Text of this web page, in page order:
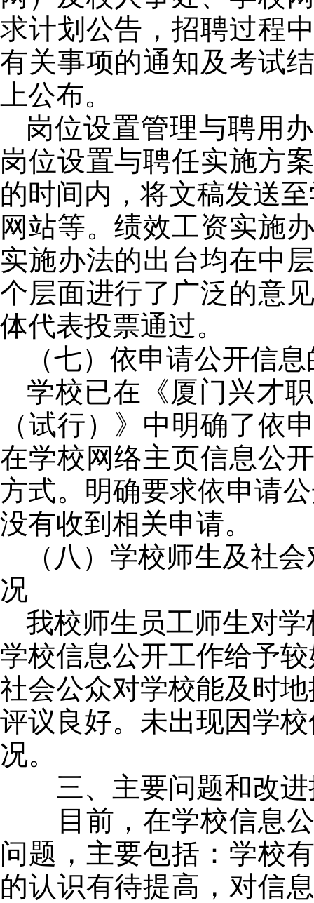
求计划公告，招聘过程
有关事项的通知及考试
上公布。
岗位设置管理与聘用
岗位设置与聘任实施方
的时间内，将文稿发送
网站等。绩效工资实施
实施办法的出台均在中
个层面进行了广泛的意
体代表投票通过。
（七）依申请公开信
学校已在《厦门兴才
（试行）》中明确了依
在学校网络主页信息公
方式。明确要求依申请
没有收到相关申请。
（八）学校师生及社
况
我校师生员工师生对
学校信息公开工作给予
社会公众对学校能及时
评议良好。未出现因学
况。
三、主要问题和改进
目前，在学校信息公
问题，主要包括：学校
的认识有待提高，对信